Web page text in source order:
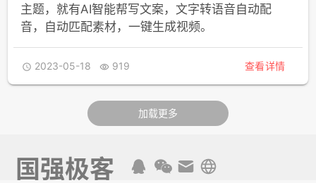
主题，就有AI智能帮写文案，文字转语音自动配
音，自动匹配素材，一键生成视频。
 2023-05-18  919 查看详情
加载更多
国强极客